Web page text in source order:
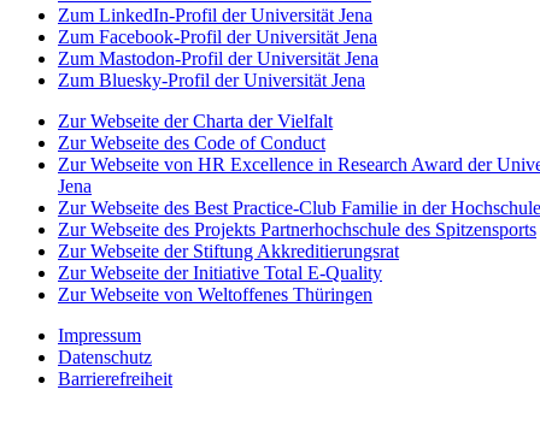
Zum LinkedIn-Profil der Universität Jena
Zum Facebook-Profil der Universität Jena
Zum Mastodon-Profil der Universität Jena
Zum Bluesky-Profil der Universität Jena
Zur Webseite der Charta der Vielfalt
Zur Webseite des Code of Conduct
Zur Webseite von HR Excellence in Research Award der
Jena
Zur Webseite des Best Practice-Club Familie in der Hochschule
Zur Webseite des Projekts Partnerhochschule des Spitzensports
Zur Webseite der Stiftung Akkreditierungsrat
Zur Webseite der Initiative Total E-Quality
Zur Webseite von Weltoffenes Thüringen
Impressum
Datenschutz
Barrierefreiheit